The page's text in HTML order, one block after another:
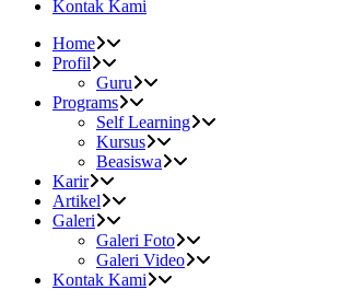
Kontak Kami
Home
Profil
Guru
Programs
Self Learning
Kursus
Beasiswa
Karir
Artikel
Galeri
Galeri Foto
Galeri Video
Kontak Kami